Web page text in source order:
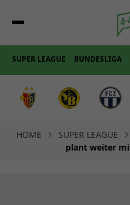
SUPER LEAGUE BUNDESLIGA
HOME SUPER LEAGUE
plant weiter